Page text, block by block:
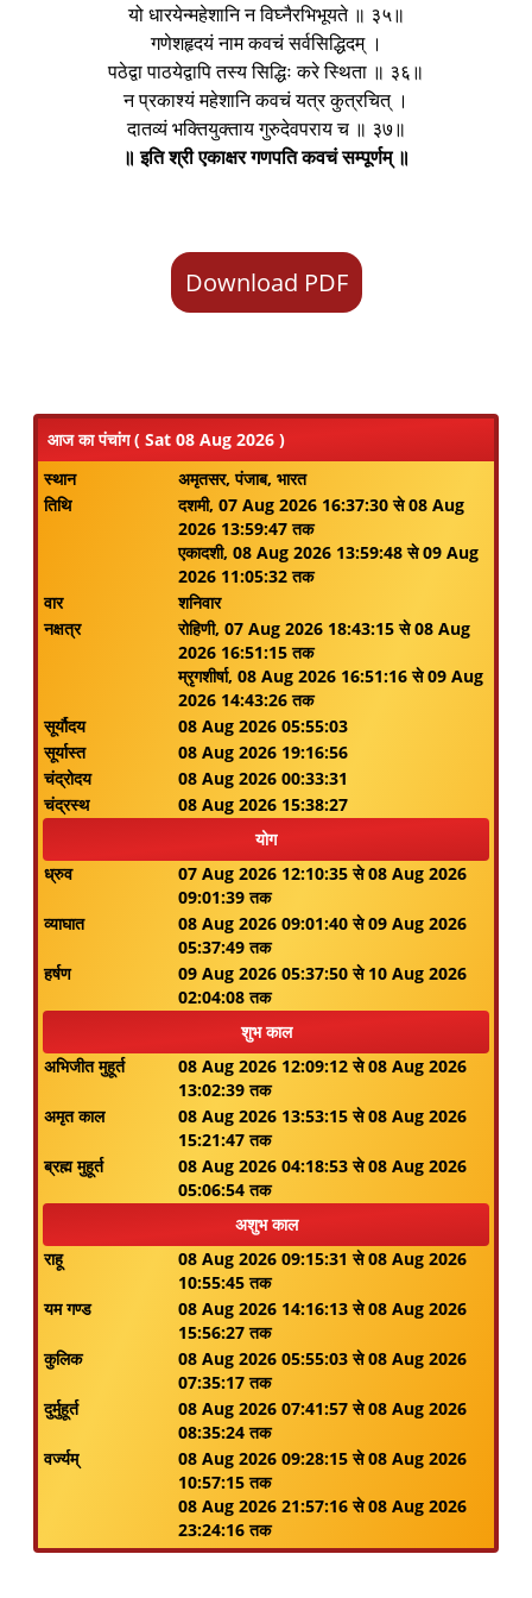
यो धारयेन्महेशानि न विघ्नैरभिभूयते ॥ ३५॥
गणेशहृदयं नाम कवचं सर्वसिद्धिदम् ।
पठेद्वा पाठयेद्वापि तस्य सिद्धिः करे स्थिता ॥ ३६॥
न प्रकाश्यं महेशानि कवचं यत्र कुत्रचित् ।
दातव्यं भक्तियुक्ताय गुरुदेवपराय च ॥ ३७॥
॥ इति श्री एकाक्षर गणपति कवचं सम्पूर्णम् ॥
Download PDF
आज का पंचांग ( Sat 08 Aug 2026 )
स्थान
अमृतसर, पंजाब, भारत
तिथि
दशमी, 07 Aug 2026 16:37:30 से 08 Aug
2026 13:59:47 तक
एकादशी, 08 Aug 2026 13:59:48 से 09 Aug
2026 11:05:32 तक
वार
शनिवार
नक्षत्र
रोहिणी, 07 Aug 2026 18:43:15 से 08 Aug
2026 16:51:15 तक
म्रृगशीर्षा, 08 Aug 2026 16:51:16 से 09 Aug
2026 14:43:26 तक
सूर्यौदय
08 Aug 2026 05:55:03
सूर्यास्त
08 Aug 2026 19:16:56
चंद्रोदय
08 Aug 2026 00:33:31
चंद्रस्थ
08 Aug 2026 15:38:27
योग
ध्रुव
07 Aug 2026 12:10:35 से 08 Aug 2026
09:01:39 तक
व्याघात
08 Aug 2026 09:01:40 से 09 Aug 2026
05:37:49 तक
हर्षण
09 Aug 2026 05:37:50 से 10 Aug 2026
02:04:08 तक
शुभ काल
अभिजीत मुहूर्त
08 Aug 2026 12:09:12 से 08 Aug 2026
13:02:39 तक
अमृत काल
08 Aug 2026 13:53:15 से 08 Aug 2026
15:21:47 तक
ब्रह्म मुहूर्त
08 Aug 2026 04:18:53 से 08 Aug 2026
05:06:54 तक
अशुभ काल
राहू
08 Aug 2026 09:15:31 से 08 Aug 2026
10:55:45 तक
यम गण्ड
08 Aug 2026 14:16:13 से 08 Aug 2026
15:56:27 तक
कुलिक
08 Aug 2026 05:55:03 से 08 Aug 2026
07:35:17 तक
दुर्मुहूर्त
08 Aug 2026 07:41:57 से 08 Aug 2026
08:35:24 तक
वर्ज्यम्
08 Aug 2026 09:28:15 से 08 Aug 2026
10:57:15 तक
08 Aug 2026 21:57:16 से 08 Aug 2026
23:24:16 तक